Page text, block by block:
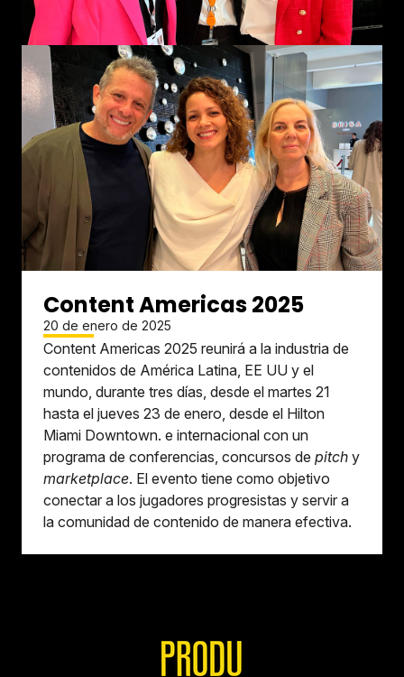
Content Americas 2025
20 de enero de 2025
Content Americas 2025 reunirá a la industria de
contenidos de América Latina, EE UU y el
mundo, durante tres días, desde el martes 21
hasta el jueves 23 de enero, desde el Hilton
Miami Downtown. e internacional con un
programa de conferencias, concursos de pitch y
marketplace. El evento tiene como objetivo
conectar a los jugadores progresistas y servir a
la comunidad de contenido de manera efectiva.